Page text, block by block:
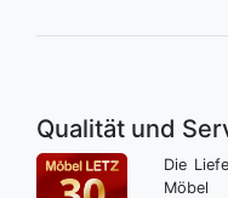
Qualität und
Die
Möbel